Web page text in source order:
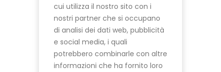
cui utilizza il nostro sito con i
nostri partner che si occupano
di analisi dei dati web, pubblicità
e social media, i quali
potrebbero combinarle con altre
informazioni che ha fornito loro